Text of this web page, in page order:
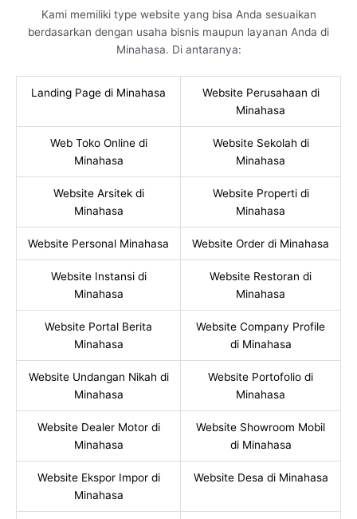
Kami memiliki type website yang bisa Anda sesuaikan
berdasarkan dengan usaha bisnis maupun layanan Anda di
Minahasa. Di antaranya:
Landing Page di Minahasa
Website Perusahaan di
Minahasa
Web Toko Online di
Minahasa
Website Sekolah di
Minahasa
Website Arsitek di
Minahasa
Website Properti di
Minahasa
Website Personal Minahasa Website Order di Minahasa
Website Instansi di
Minahasa
Website Restoran di
Minahasa
Website Portal Berita
Minahasa
Website Company Profile
di Minahasa
Website Undangan Nikah di
Minahasa
Website Portofolio di
Minahasa
Website Dealer Motor di
Minahasa
Website Showroom Mobil
di Minahasa
Website Ekspor Impor di
Minahasa
Website Desa di Minahasa